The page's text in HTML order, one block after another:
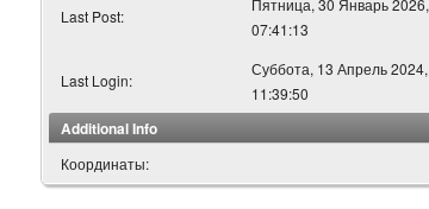
Last Post:
Пятница, 30 Январь 2026,
07:41:13
Last Login:
Суббота, 13 Апрель 2024,
11:39:50
Additional Info
Координаты: